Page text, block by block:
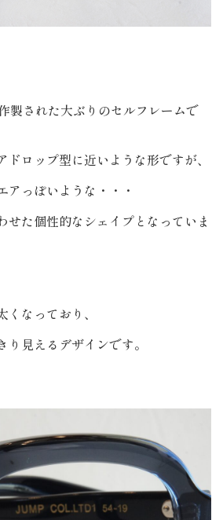
製された大ぶりのセルフレームで
ドロップ型に近いような形ですが、
アっぽいような・・・
せた個性的なシェイプとなっていま
なっており、
見えるデザインです。